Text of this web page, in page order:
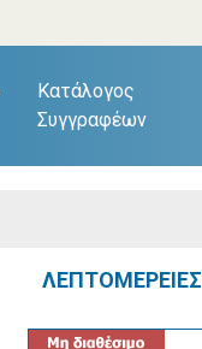
Κατάλογος
Συγγραφέων
ΛΕΠΤΟΜΕΡΕΙΕΣ